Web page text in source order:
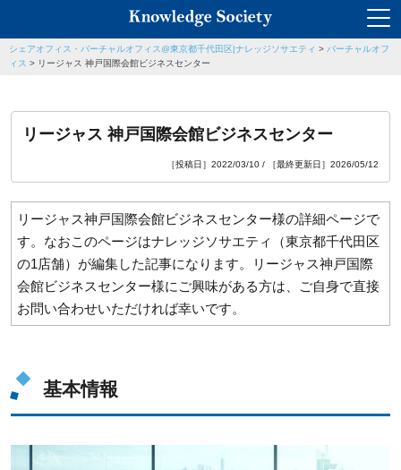
シェアオフィス・バーチャルオフィス@東京都千代田区|ナレッジソサエティ > バーチャルオフ
ィス > リージャス 神戸国際会館ビジネスセンター
リージャス 神戸国際会館ビジネスセンター
［投稿日］2022/03/10 / ［最終更新日］2026/05/12
リージャス神戸国際会館ビジネスセンター様の詳細ページで
す。なおこのページはナレッジソサエティ（東京都千代田区
の1店舗）が編集した記事になります。
リージャス神戸国際
会館ビジネスセンター様にご興味がある方は、ご自身で直接
お問い合わせいただければ幸いです。
基本情報